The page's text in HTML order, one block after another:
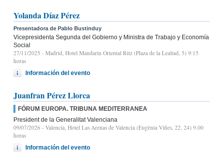
Yolanda Díaz Pérez
Presentadora de Pablo Bustinduy
Vicepresidenta Segunda del Gobierno y Ministra de Trabajo y Economía
Social
27/11/2025 - Madrid, Hotel Mandarin Oriental Ritz (Plaza de la Lealtad, 5) 9:15
horas
Información del evento
Juanfran Pérez Llorca
FÓRUM EUROPA. TRIBUNA MEDITERRANEA
President de la Generalitat Valenciana
09/07/2026 - Valencia, Hotel Las Arenas de Valencia (Eugènia Viñes, 22, 24) 9.00
horas
Información del evento